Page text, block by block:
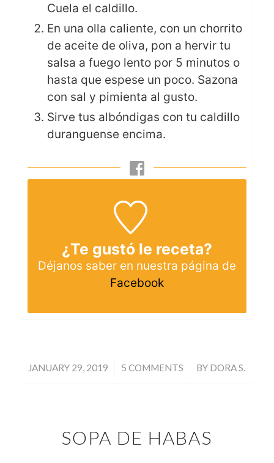
Cuela el caldillo.
En una olla caliente, con un chorrito
de aceite de oliva, pon a hervir tu
salsa a fuego lento por 5 minutos o
hasta que espese un poco. Sazona
con sal y pimienta al gusto.
Sirve tus albóndigas con tu caldillo
duranguense encima.
¿Te gustó le receta?
Déjanos saber en nuestra página de
Facebook
JANUARY 29, 2019
/ 5 COMMENTS
/ BY DORA S.
SOPA DE HABAS